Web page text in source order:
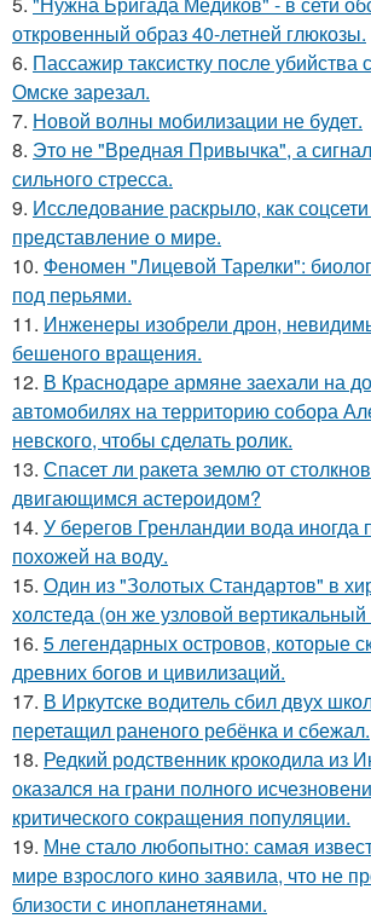
откровенный образ 40-летней глюкозы.
6. Пассажир таксистку после убийства
Омске зарезал.
7. Новой волны мобилизации не будет.
8. Это не "Вредная Привычка", а
сильного стресса.
9. Исследование раскрыло, как
представление о мире.
10. Феномен "Лицевой Тарелки":
под перьями.
11. Инженеры изобрели дрон,
бешеного вращения.
12. В Краснодаре армяне заехали на
автомобилях на территорию собора
невского, чтобы сделать ролик.
13. Спасет ли ракета землю от
двигающимся астероидом?
14. У берегов Гренландии вода иногда
похожей на воду.
15. Один из "Золотых Стандартов" в
холстеда (он же узловой
16. 5 легендарных островов, которые
древних богов и цивилизаций.
17. В Иркутске водитель сбил двух
перетащил раненого ребёнка и сбежал.
18. Редкий родственник крокодила из
оказался на грани полного
критического сокращения популяции.
19. Мне стало любопытно: самая
мире взрослого кино заявила, что не
близости с инопланетянами.